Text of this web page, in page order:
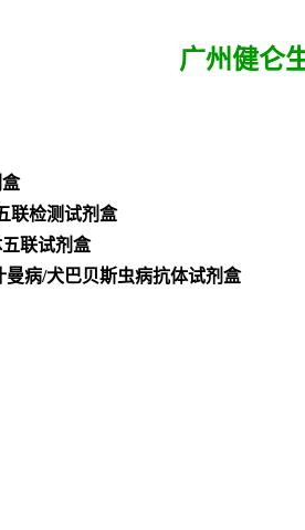
广州健仑
联检测试剂盒
联试剂盒
病/犬巴贝斯虫病抗体试剂盒